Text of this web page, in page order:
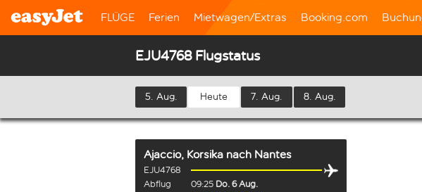
FLÜGE Ferien Mietwagen/Extras Booking.com
EJU4768 Flugstatus
5. Aug. Heute 7. Aug. 8. Aug.
Ajaccio, Korsika nach Nantes
EJU4768
Abflug
09:25 Do. 6 Aug.